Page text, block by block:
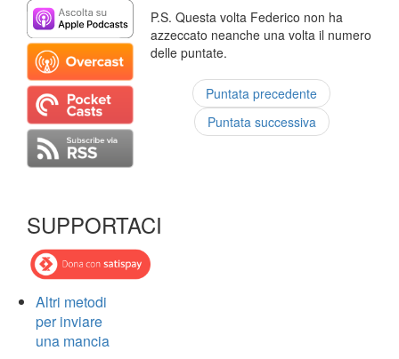
SUPPORTACI
Altri metodi
per inviare
una mancia
P.S. Questa volta Federico non ha
azzeccato neanche una volta il numero
delle puntate.
Puntata precedente
Puntata successiva